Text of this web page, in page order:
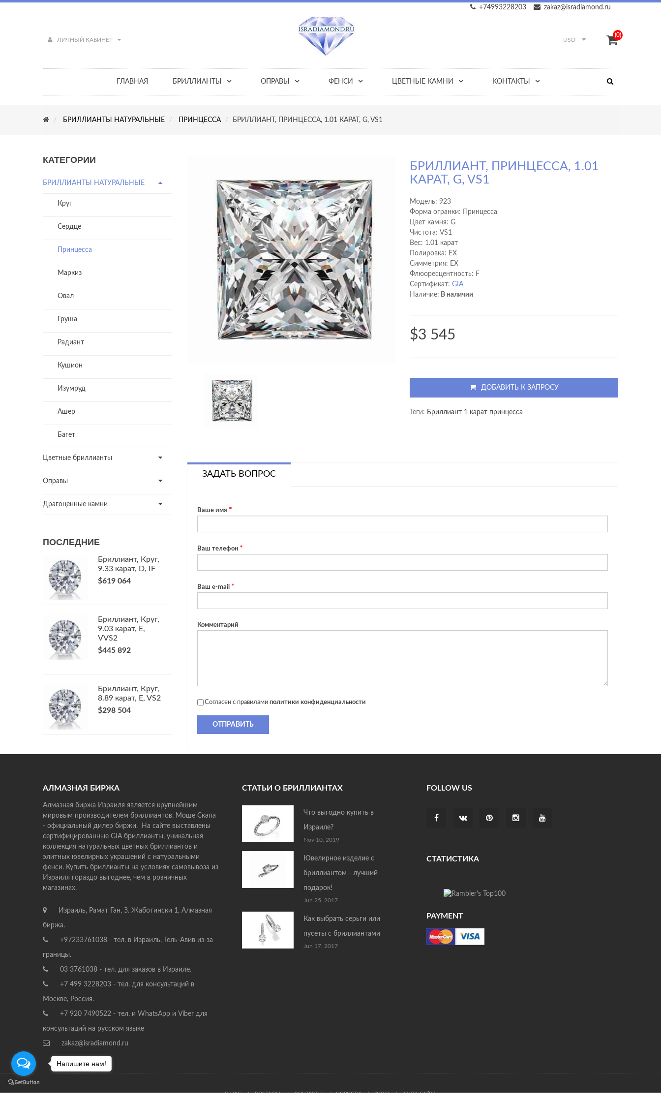
zakaz@isradiamond.ru
+74993228203
ЛИЧНЫЙ КАБИНЕТ USD
(0)
ГЛАВНАЯ БРИЛЛИАНТЫ ОПРАВЫ ФЕНСИ ЦВЕТНЫЕ КАМНИ КОНТАКТЫ
БРИЛЛИАНТЫ НАТУРАЛЬНЫЕ ПРИНЦЕССА БРИЛЛИАНТ, ПРИНЦЕССА, 1.01 КАРАТ, G, VS1
КАТЕГОРИИ
БРИЛЛИАНТЫ НАТУРАЛЬНЫЕ
Круг
Сердце
Принцесса
Маркиз
Овал
Груша
Радиант
Кушион
Изумруд
Ашер
Багет
Цветные бриллианты
Оправы
Драгоценные камни
ПОСЛЕДНИЕ
Бриллиант, Круг,
9.33 карат, D, IF
$619 064
Бриллиант, Круг,
9.03 карат, E,
VVS2
$445 892
Бриллиант, Круг,
8.89 карат, E, VS2
$298 504
БРИЛЛИАНТ, ПРИНЦЕССА, 1.01
КАРАТ, G, VS1
Модель:923
Форма огранки: Принцесса
Цвет камня: G
Чистота: VS1
Вес: 1.01 карат
Полировка: EX
Cимметрия: EX
Флюоресцентность: F
Сертификат:GIA
Наличие: В наличии
$3 545
ДОБАВИТЬ К ЗАПРОСУ
Теги: Бриллиант 1 карат принцесса
ЗАДАТЬ ВОПРОС
Ваше имя
Ваш телефон
Ваш e-mail
Комментарий
Согласен с правилами политики конфиденциальности
ОТПРАВИТЬ
АЛМАЗНАЯ БИРЖА
Алмазная биржа Израиля является крупнейшим
мировым производителем бриллиантов. Моше Скапа
- официальный дилер биржи. На сайте выставлены
сертифицированные GIA бриллианты, уникальная
коллекция натуральных цветных бриллиантов и
элитных ювелирных украшений с натуральными
фенси. Купить бриллианты на условиях самовывоза из
Израиля гораздо выгоднее, чем в розничных
магазинах.
Израиль, Рамат Ган, З. Жаботински 1, Алмазная
биржа.
+97233761038 - тел. в Израиль, Тель-Авив из-за
границы.
03 3761038 - тел. для заказов в Израиле.
+7 499 3228203 - тел. для консультаций в
Москве, Россия.
+7 920 7490522 - тел. и WhatsApp и Viber для
консультаций на русском языке
zakaz@isradiamond.ru
СТАТЬИ О БРИЛЛИАНТАХ
Что выгодно купить в
Израиле?
Nov 10, 2019
Ювелирное изделие с
бриллиантом - лучший
подарок!
Jun 25, 2017
Как выбрать серьги или
пусеты с бриллиантами
Jun 17, 2017
FOLLOW US
СТАТИСТИКА
PAYMENT
О НАС ДОСТАВКА КОНТАКТЫ НОВОСТИ ФОТО КАРТА САЙТА
Напишите нам!